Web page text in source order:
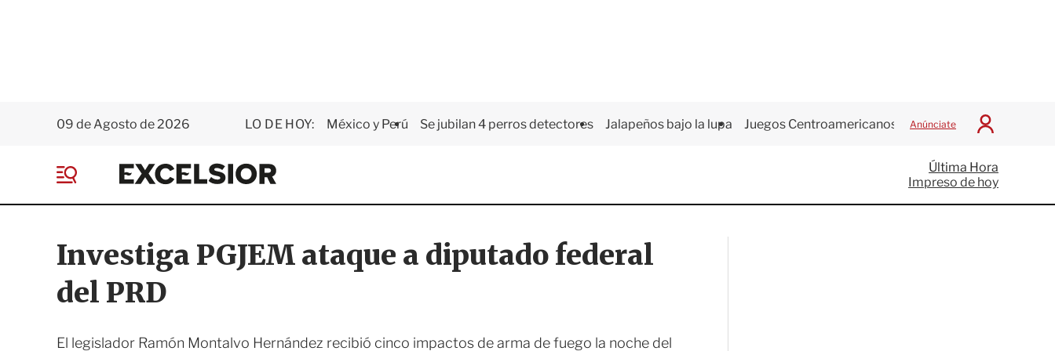
09 de Agosto de 2026 LO DE HOY: México y Perú Se jubilan 4 perros detectores Jalapeños bajo la lupa Juegos Centroamericanos Anúnciate
I
c
i
a
E
x
e
i
o
e
Última Hora
Impreso de hoy
Investiga PGJEM ataque a diputado federal
del PRD
El legislador Ramón Montalvo Hernández recibió cinco impactos de arma de fuego la noche del